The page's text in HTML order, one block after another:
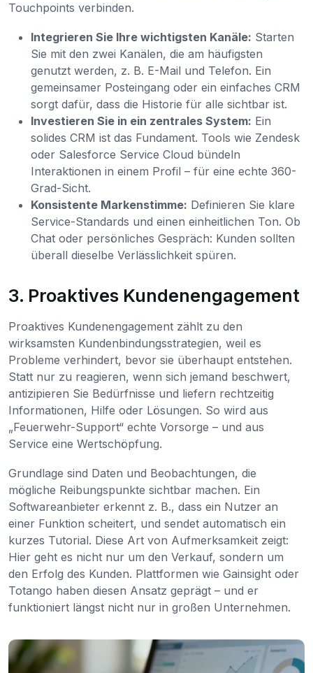
Touchpoints verbinden.
Integrieren Sie Ihre wichtigsten Kanäle: Starten
Sie mit den zwei Kanälen, die am häufigsten
genutzt werden, z. B. E-Mail und Telefon. Ein
gemeinsamer Posteingang oder ein einfaches CRM
sorgt dafür, dass die Historie für alle sichtbar ist.
Investieren Sie in ein zentrales System: Ein
solides CRM ist das Fundament. Tools wie Zendesk
oder Salesforce Service Cloud bündeln
Interaktionen in einem Profil – für eine echte 360-
Grad-Sicht.
Konsistente Markenstimme: Definieren Sie klare
Service-Standards und einen einheitlichen Ton. Ob
Chat oder persönliches Gespräch: Kunden sollten
überall dieselbe Verlässlichkeit spüren.
3. Proaktives Kundenengagement
Proaktives Kundenengagement zählt zu den
wirksamsten Kundenbindungsstrategien, weil es
Probleme verhindert, bevor sie überhaupt entstehen.
Statt nur zu reagieren, wenn sich jemand beschwert,
antizipieren Sie Bedürfnisse und liefern rechtzeitig
Informationen, Hilfe oder Lösungen. So wird aus
„Feuerwehr-Support“ echte Vorsorge – und aus
Service eine Wertschöpfung.
Grundlage sind Daten und Beobachtungen, die
mögliche Reibungspunkte sichtbar machen. Ein
Softwareanbieter erkennt z. B., dass ein Nutzer an
einer Funktion scheitert, und sendet automatisch ein
kurzes Tutorial. Diese Art von Aufmerksamkeit zeigt:
Hier geht es nicht nur um den Verkauf, sondern um
den Erfolg des Kunden. Plattformen wie Gainsight oder
Totango haben diesen Ansatz geprägt – und er
funktioniert längst nicht nur in großen Unternehmen.